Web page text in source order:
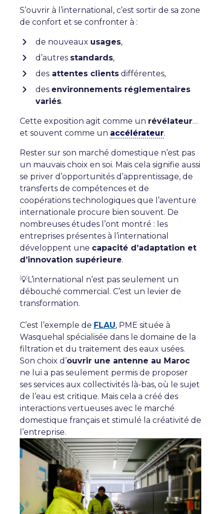
S’ouvrir à l’international, c’est sortir de sa zone
de confort et se confronter à :
de nouveaux usages,
d’autres standards,
des attentes clients différentes,
des environnements réglementaires
variés.
Cette exposition agit comme un révélateur…
et souvent comme un accélérateur.
Rester sur son marché domestique n’est pas
un mauvais choix en soi. Mais cela signifie aussi
se priver d’opportunités d’apprentissage, de
transferts de compétences et de
coopérations technologiques que l’aventure
internationale procure bien souvent. De
nombreuses études l’ont montré : les
entreprises présentes à l’international
développent une capacité d’adaptation et
d’innovation supérieure.
💡L’international n’est pas seulement un
débouché commercial. C’est un levier de
transformation.
C’est l’exemple de FLAU, PME située à
Wasquehal spécialisée dans le domaine de la
filtration et du traitement des eaux usées.
Son choix d’ouvrir une antenne au Maroc
ne lui a pas seulement permis de proposer
ses services aux collectivités là-bas, où le sujet
de l’eau est critique. Mais cela a créé des
interactions vertueuses avec le marché
domestique français et stimulé la créativité de
l’entreprise.